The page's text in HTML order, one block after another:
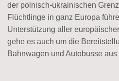
der polnisch-ukrainischen
Flüchtlinge in ganz Europa
Unterstützung aller
gehe es auch um die
Bahnwagen und Autobusse